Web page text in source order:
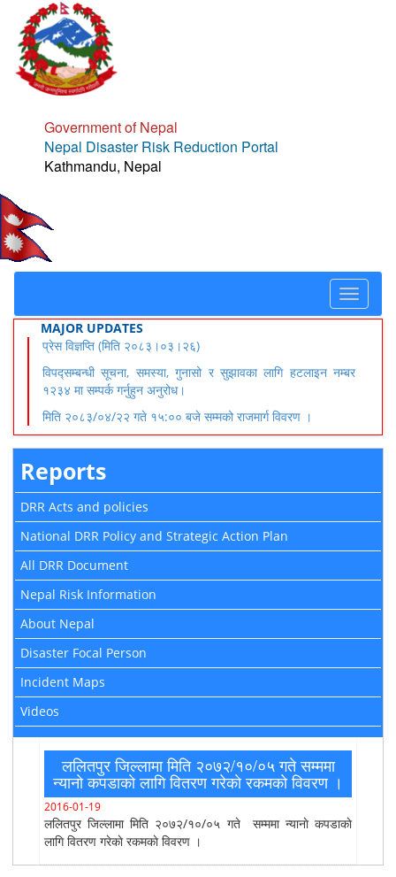
Government of Nepal
Nepal Disaster Risk Reduction Portal
Kathmandu, Nepal
Toggle
MAJOR UPDATES
प्रेस विज्ञप्ति (मिति २०८३।०३।२६)
विपद्सम्बन्धी सूचना, समस्या, गुनासो र सुझावका लागि हटलाइन नम्बर
१२३४ मा सम्पर्क गर्नुहुन अनुरोध।
मिति २०८३/०४/२२ गते १५:०० बजे सम्मको राजमार्ग विवरण ।
Reports
DRR Acts and policies
National DRR Policy and Strategic Action Plan
All DRR Document
Nepal Risk Information
About Nepal
Disaster Focal Person
Incident Maps
Videos
ललितपुर जिल्लामा मिति २०७२/१०/०५ गते सम्ममा
न्यानाे कपडाकाे लागि वितरण गरेकाे रकमकाे विवरण ।
2016-01-19
ललितपुर जिल्लामा मिति २०७२/१०/०५ गते सम्ममा न्यानाे कपडाकाे
लागि वितरण गरेकाे रकमकाे विवरण ।